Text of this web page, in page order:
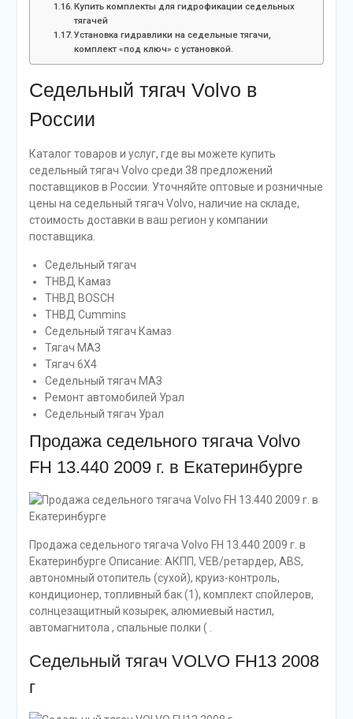
Купить комплекты для гидрофикации седельных
тягачей
Установка гидравлики на седельные тягачи,
комплект «под ключ» с установкой.
Седельный тягач Volvo в
России
Каталог товаров и услуг, где вы можете купить
седельный тягач Volvo среди 38 предложений
поставщиков в России. Уточняйте оптовые и розничные
цены на седельный тягач Volvo, наличие на складе,
стоимость доставки в ваш регион у компании
поставщика.
Седельный тягач
ТНВД Камаз
ТНВД BOSCH
ТНВД Cummins
Седельный тягач Камаз
Тягач МАЗ
Тягач 6Х4
Седельный тягач МАЗ
Ремонт автомобилей Урал
Седельный тягач Урал
Продажа седельного тягача Volvo
FH 13.440 2009 г. в Екатеринбурге
Продажа седельного тягача Volvo FH 13.440 2009 г. в
Екатеринбурге Описание: АКПП, VEB/ретардер, ABS,
автономный отопитель (сухой), круиз-контроль,
кондиционер, топливный бак (1), комплект спойлеров,
солнцезащитный козырек, алюмиевый настил,
автомагнитола , спальные полки ( .
Седельный тягач VOLVO FH13 2008
г